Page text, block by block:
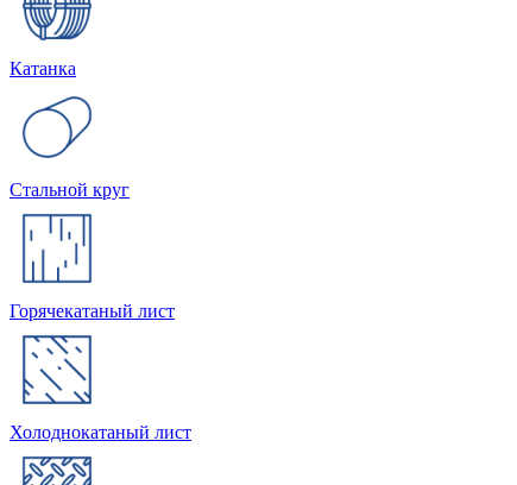
Катанка
Стальной круг
Горячекатаный лист
Холоднокатаный лист